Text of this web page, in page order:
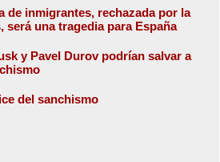
de inmigrantes, rechazada por la
será una tragedia para España
y Pavel Durov podrían salvar a
del sanchismo